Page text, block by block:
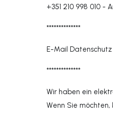
+351 210 998 010 -
**************
E-Mail
**************
Wir haben ein
Wenn Sie